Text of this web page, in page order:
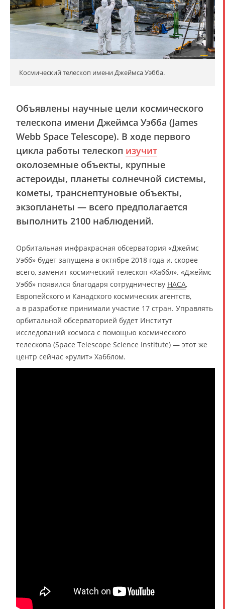
Космический телескоп имени Джеймса Уэбба.
Объявлены научные цели космического
телескопа имени Джеймса Уэбба (James
Webb Space Telescope). В ходе первого
цикла работы телескоп изучит
околоземные объекты, крупные
астероиды, планеты солнечной системы,
кометы, транснептуновые объекты,
экзопланеты — всего предполагается
выполнить 2100 наблюдений.
Орбитальная инфракрасная обсерватория «Джеймс
Уэбб» будет запущена в октябре 2018 года и, скорее
всего, заменит космический телескоп «Хаббл». «Джеймс
Уэбб» появился благодаря сотрудничеству НАСА,
Европейского и Канадского космических агентств,
а в разработке принимали участие 17 стран. Управлять
орбитальной обсерваторией будет Институт
исследований космоса с помощью космического
телескопа (Space Telescope Science Institute) — этот же
центр сейчас «рулит» Хабблом.